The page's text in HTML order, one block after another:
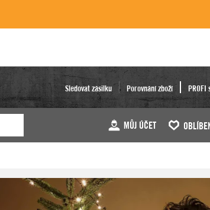
Sledovat zásilku Porovnání zboží PROFI
MŮJ ÚČET